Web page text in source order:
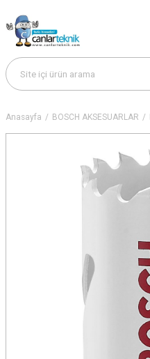
Anasayfa BOSCH AKSESUARLAR